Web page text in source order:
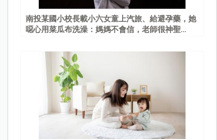
南投某國小校長載小六女童上汽旅、給避孕藥，她
噁心用菜瓜布洗澡：媽媽不會信，老師很神聖…